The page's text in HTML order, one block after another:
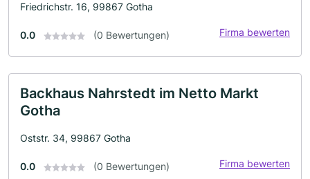
Friedrichstr. 16, 99867 Gotha
0.0 (0 Bewertungen) Firma bewerten
Backhaus Nahrstedt im Netto Markt
Gotha
Oststr. 34, 99867 Gotha
0.0 (0 Bewertungen) Firma bewerten